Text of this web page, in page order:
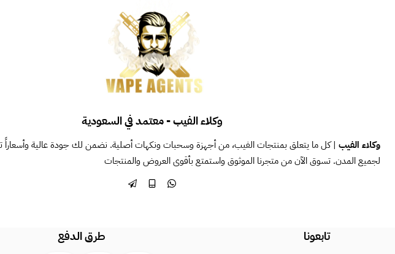
وكلاء الفيب - معتمد في السعودية
وكلاء الفيب | كل ما يتعلق بمنتجات الفيب، من أجهزة وسحبات ونكهات أصلية. نضمن لك جودة عالية وأسعاراً
لجميع المدن. تسوق الآن من متجرنا الموثوق واستمتع بأقوى العروض والمنتجات
تابعونا طرق الدفع